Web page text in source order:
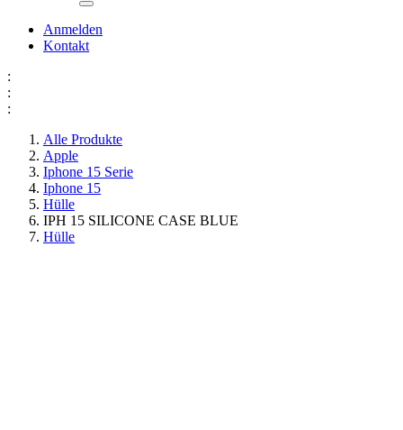
Anmelden
Kontakt
:
:
:
Alle Produkte
Apple
Iphone 15 Serie
Iphone 15
Hülle
IPH 15 SILICONE CASE BLUE
Hülle